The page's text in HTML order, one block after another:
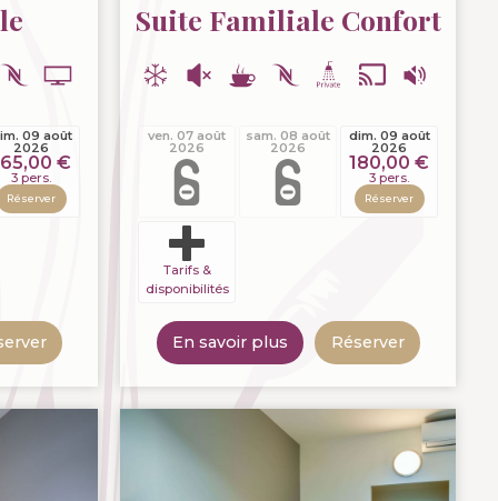
09 août
2026
€
3 pers.
Réserver
Suite Familiale Confort
ven. 07 août
2026
sam. 08 août
2026
dim. 09 août
2026
180,00 €
3 pers.
Réserver
Tarifs &
disponibilités
En savoir plus Réserver